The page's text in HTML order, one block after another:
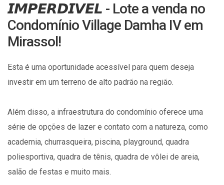
𝙄𝙈𝙋𝙀𝙍𝘿𝙄𝙑𝙀𝙇 - Lote a venda no
Condomínio Village Damha IV em
Mirassol!
Esta é uma oportunidade acessível para quem deseja
investir em um terreno de alto padrão na região.
Além disso, a infraestrutura do condomínio oferece uma
série de opções de lazer e contato com a natureza, como
academia, churrasqueira, piscina, playground, quadra
poliesportiva, quadra de tênis, quadra de vôlei de areia,
salão de festas e muito mais.